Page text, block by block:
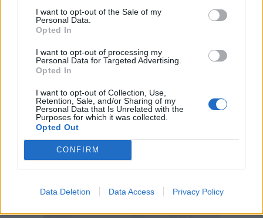
I want to opt-out of the Sale of my
Personal Data.
Opted In
I want to opt-out of processing my
Personal Data for Targeted Advertising.
Opted In
I want to opt-out of Collection, Use,
Retention, Sale, and/or Sharing of my
Personal Data that Is Unrelated with the
Purposes for which it was collected.
Opted Out
CONFIRM
Data Deletion Data Access Privacy Policy
A Enilive
Data e orario: giovedì 30 ottobre ore
Canale TV: DAZN